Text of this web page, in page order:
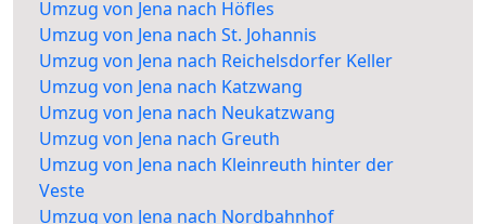
Umzug von Jena nach Höfles
Umzug von Jena nach St. Johannis
Umzug von Jena nach Reichelsdorfer Keller
Umzug von Jena nach Katzwang
Umzug von Jena nach Neukatzwang
Umzug von Jena nach Greuth
Umzug von Jena nach Kleinreuth hinter der
Veste
Umzug von Jena nach Nordbahnhof